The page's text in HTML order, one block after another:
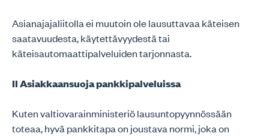
Asianajajaliitolla ei muutoin ole lausuttavaa käteisen
saatavuudesta, käytettävyydestä tai
käteisautomaattipalveluiden tarjonnasta.
II Asiakkaansuoja pankkipalveluissa
Kuten valtiovarainministeriö lausuntopyynnössään
toteaa, hyvä pankkitapa on joustava normi, joka on